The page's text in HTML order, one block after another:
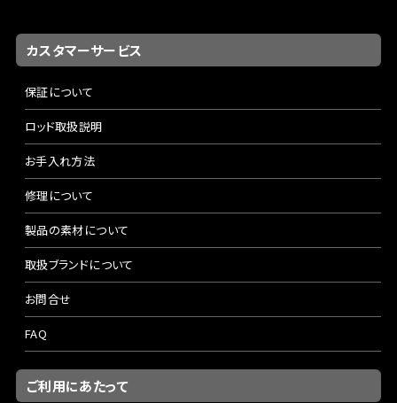
カスタマーサービス
保証について
ロッド取扱説明
お手入れ方法
修理について
製品の素材について
取扱ブランドについて
お問合せ
FAQ
ご利用にあたって